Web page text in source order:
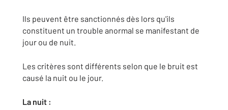
Ils peuvent être sanctionnés dès lors qu'ils
constituent un trouble anormal se manifestant de
jour ou de nuit.
Les critères sont différents selon que le bruit est
causé la nuit ou le jour.
La nuit :